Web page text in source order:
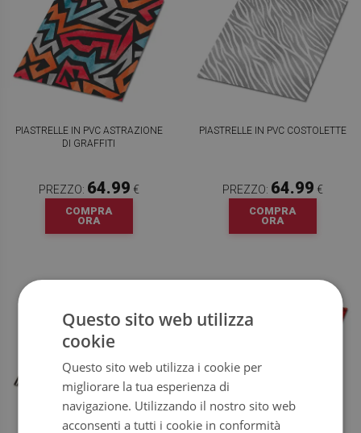
PIASTRELLE IN PVC ASTRAZIONE
DI GRAFFITI
PREZZO: 64.99 €
COMPRA
ORA
PIASTRELLE IN PVC COSTOLETTE
PREZZO: 64.99 €
COMPRA
ORA
Questo sito web utilizza
cookie
Questo sito web utilizza i cookie per
migliorare la tua esperienza di
navigazione. Utilizzando il nostro sito web
acconsenti a tutti i cookie in conformità